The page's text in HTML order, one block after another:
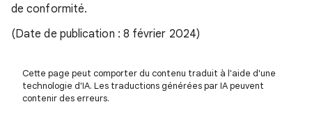
de conformité.
(Date de publication : 8 février 2024)
Cette page peut comporter du contenu traduit à l'aide d'une
technologie d'IA. Les traductions générées par IA peuvent
contenir des erreurs.